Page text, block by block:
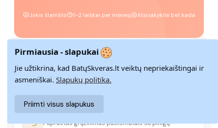
Jokio šlamšto 1–2 laiškai per mėnesį Atsisakykite bet kada
GREITAS PRISTATYMAS
Pristatome visoje Lietuvoje per 3–9 d. d.
14 DIENŲ GRĄŽINIMAS
Paprastas grąžinimas paštomatais su pinigų
Pirmiausia - slapukai
Jie užtikrina, kad BatųSkveras.lt veiktų nepriekaištingai ir
asmeniškai. Slapukų politika.
Priimti visus slapukus